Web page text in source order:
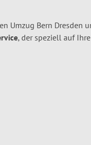
Umzug Bern Dresden
, der speziell auf